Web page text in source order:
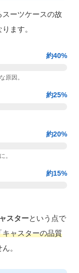
ーツケースの故
ます。
約40%
原因。
約25%
約20%
。
約15%
スターという点で
キャスターの品質
。